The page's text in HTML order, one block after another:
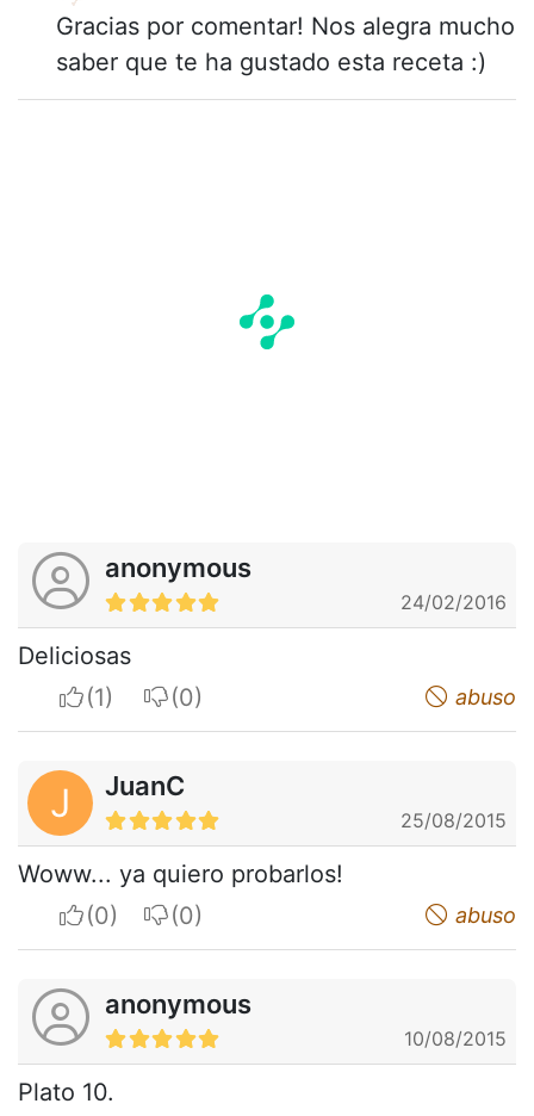
Gracias por comentar! Nos alegra mucho
saber que te ha gustado esta receta :)
anonymous
24/02/2016
Deliciosas
I apreciateI do not appreciate abuso
J JuanC
25/08/2015
Woww... ya quiero probarlos!
I apreciateI do not appreciate abuso
anonymous
10/08/2015
Plato 10.